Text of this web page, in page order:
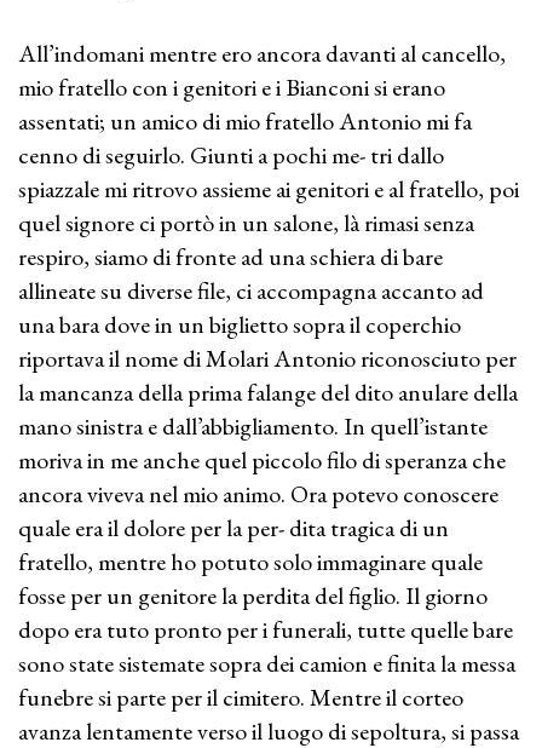
All’indomani mentre ero ancora davanti al cancello,
mio fratello con i genitori e i Bianconi si erano
assentati; un amico di mio fratello Antonio mi fa
cenno di seguirlo. Giunti a pochi me- tri dallo
spiazzale mi ritrovo assieme ai genitori e al fratello, poi
quel signore ci portò in un salone, là rimasi senza
respiro, siamo di fronte ad una schiera di bare
allineate su diverse file, ci accompagna accanto ad
una bara dove in un biglietto sopra il coperchio
riportava il nome di Molari Antonio riconosciuto per
la mancanza della prima falange del dito anulare della
mano sinistra e dall’abbigliamento. In quell’istante
moriva in me anche quel piccolo filo di speranza che
ancora viveva nel mio animo. Ora potevo conoscere
quale era il dolore per la per- dita tragica di un
fratello, mentre ho potuto solo immaginare quale
fosse per un genitore la perdita del figlio. Il giorno
dopo era tuto pronto per i funerali, tutte quelle bare
sono state sistemate sopra dei camion e finita la messa
funebre si parte per il cimitero. Mentre il corteo
avanza lentamente verso il luogo di sepoltura, si passa